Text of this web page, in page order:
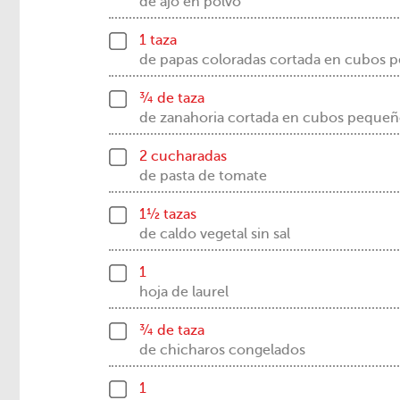
1 taza
de papas coloradas cortada en cubos
¾ de taza
de zanahoria cortada en cubos
2 cucharadas
de pasta de tomate
1½ tazas
de caldo vegetal sin sal
1
hoja de laurel
¾ de taza
de chicharos congelados
1